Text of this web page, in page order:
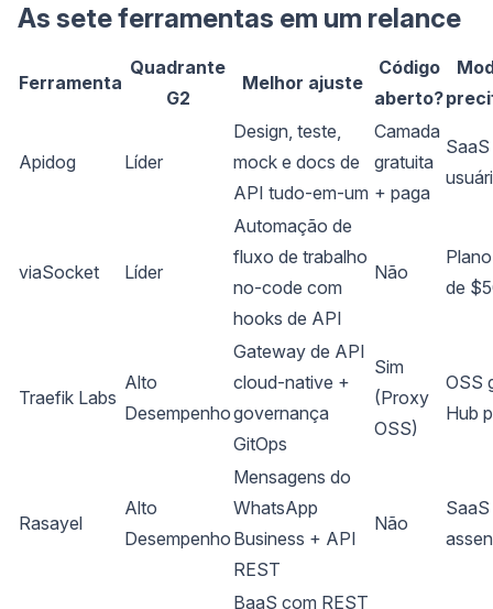
As sete ferramentas em um relance
Ferramenta
Quadrante
G2
Melhor ajuste
Código
aberto?
Apidog Líder
Design, teste,
mock e docs de
API tudo-em-um
Camada
gratuita
+ paga
viaSocket Líder
Automação de
fluxo de trabalho
no-code com
hooks de API
Não
de
Traefik Labs
Alto
Desempenho
Gateway de API
cloud-native +
governança
GitOps
Sim
(Proxy
OSS)
OSS
Hub
Rasayel
Alto
Desempenho
Mensagens do
WhatsApp
Business + API
REST
Não
BaaS com REST